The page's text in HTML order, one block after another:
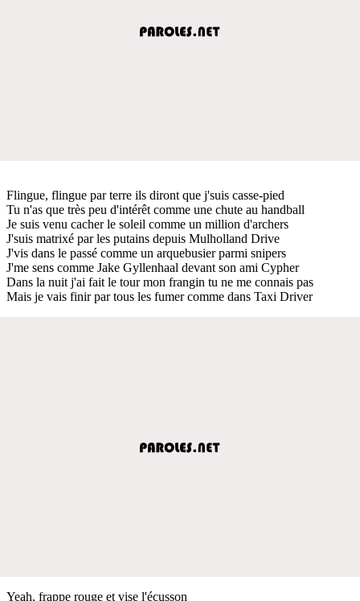
Flingue, flingue par terre ils diront que j'suis casse-pied
Tu n'as que très peu d'intérêt comme une chute au handball
Je suis venu cacher le soleil comme un million d'archers
J'suis matrixé par les putains depuis Mulholland Drive
J'vis dans le passé comme un arquebusier parmi snipers
J'me sens comme Jake Gyllenhaal devant son ami Cypher
Dans la nuit j'ai fait le tour mon frangin tu ne me connais pas
Mais je vais finir par tous les fumer comme dans Taxi Driver
Yeah, frappe rouge et vise l'écusson